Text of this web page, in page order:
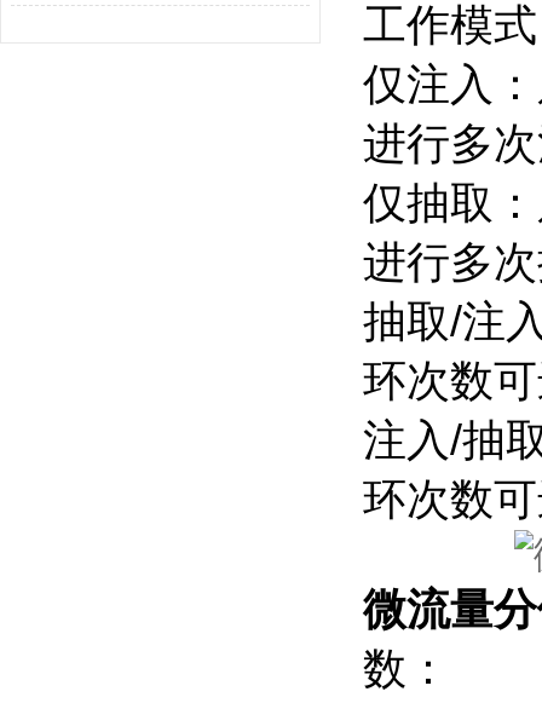
工作模
仅注入
进行多
仅抽取
进行多
抽取/注
环次数
注入/抽
环次数
微流量
数：